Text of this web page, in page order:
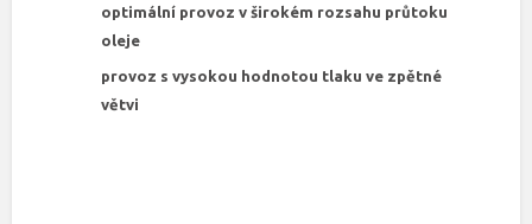
optimální provoz v širokém rozsahu průtoku
oleje
provoz s vysokou hodnotou tlaku ve zpětné
větvi